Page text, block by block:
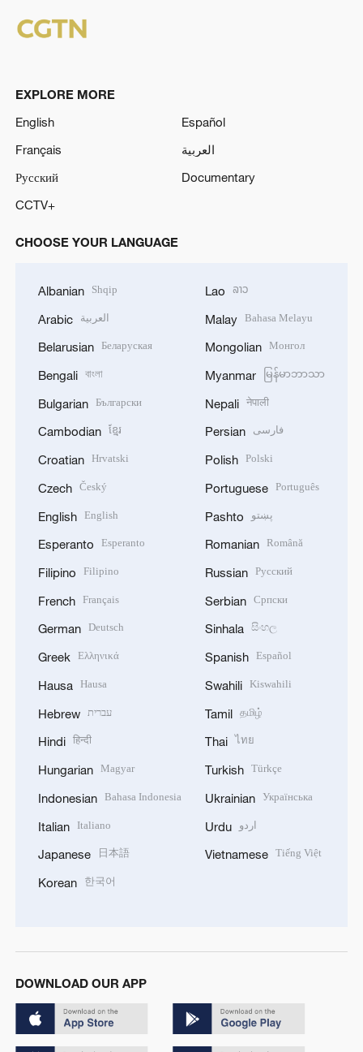
EXPLORE MORE
English
Español
Français
العربية
Русский
Documentary
CCTV+
CHOOSE YOUR LANGUAGE
Albanian Shqip
Arabic العربية
Belarusian Беларуская
Bengali বাংলা
Bulgarian Български
Cambodian ខ្មែរ
Croatian Hrvatski
Czech Český
English English
Esperanto Esperanto
Filipino Filipino
French Français
German Deutsch
Greek Ελληνικά
Hausa Hausa
Hebrew עברית
Hindi हिन्दी
Hungarian Magyar
Indonesian Bahasa Indonesia
Italian Italiano
Japanese 日本語
Korean 한국어
Lao ລາວ
Malay Bahasa Melayu
Mongolian Монгол
Myanmar မြန်မာဘာသာ
Nepali नेपाली
Persian فارسی
Polish Polski
Portuguese Português
Pashto پښتو
Romanian Română
Russian Русский
Serbian Српски
Sinhala සිංහල
Spanish Español
Swahili Kiswahili
Tamil தமிழ்
Thai ไทย
Turkish Türkçe
Ukrainian Українська
Urdu اردو
Vietnamese Tiếng Việt
DOWNLOAD OUR APP